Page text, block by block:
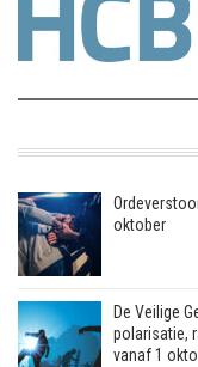
oktober
De Veilige
polarisatie,
vanaf 1